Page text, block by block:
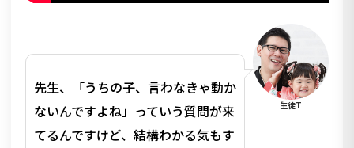
先生、「うちの子、言わなきゃ動か
ないんですよね」っていう質問が来
てるんですけど、結構わかる気もす
生徒T